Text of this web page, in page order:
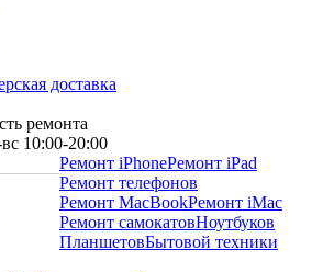
доставка
ремонта
10:00-20:00
Ремонт iPhoneРемонт iPad
Ремонт телефонов
Ремонт MacBookРемонт iMac
Ремонт самокатовНоутбуков
ПланшетовБытовой техники